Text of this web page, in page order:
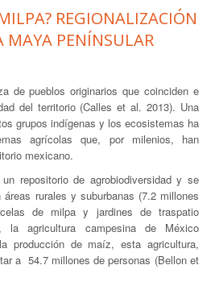
REGIONALIZACIÓN
MAYA PENÍNSULAR
de pueblos originarios que coinciden e
del territorio (Calles et al. 2013). Una
grupos indígenas y los ecosistemas ha
agrícolas que, por milenios, han
mexicano.
repositorio de agrobiodiversidad y se
rurales y suburbanas (7.2 millones
de milpa y jardines de traspatio
la agricultura campesina de México
producción de maíz, esta agricultura,
a 54.7 millones de personas (Bellon et